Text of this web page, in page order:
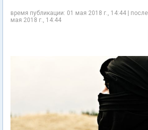
время публикации: 01 мая 2018 г., 14:44 |
мая 2018 г., 14:44